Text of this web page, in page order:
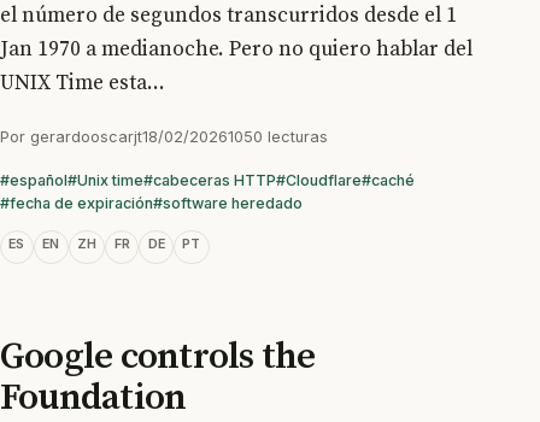
el número de segundos transcurridos desde el 1
Jan 1970 a medianoche. Pero no quiero hablar del
UNIX Time esta...
Por gerardooscarjt18/02/20261050 lecturas
#español#Unix time#cabeceras HTTP#Cloudflare#caché
#fecha de expiración#software heredado
ES EN ZH FR DE PT
Google controls the
Foundation